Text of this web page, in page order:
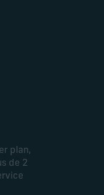
plan,
de 2